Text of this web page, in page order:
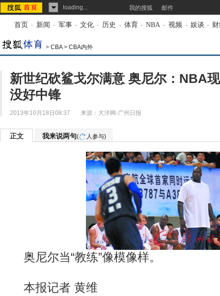
loading... 我的搜狐 邮件
首页 - 新闻 - 军事 - 文化 - 历史 - 体育 - NBA - 视频 - 娱谈 -
> CBA> CBA内外
新世纪砍鲨戈尔满意 奥尼尔：NBA
没好中锋
2013年10月18日08:37 来源： 大洋网-广州日报
正文 我来说两句( 人参与)
奥尼尔当“教练”像模像样。
本报记者 黄维